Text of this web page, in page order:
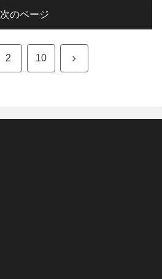
次のページ
2 10 次